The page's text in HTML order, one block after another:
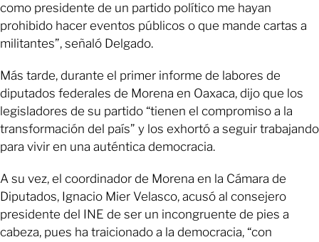
como presidente de un partido político me hayan
prohibido hacer eventos públicos o que mande cartas a
militantes”, señaló Delgado.
Más tarde, durante el primer informe de labores de
diputados federales de Morena en Oaxaca, dijo que los
legisladores de su partido “tienen el compromiso a la
transformación del país” y los exhortó a seguir trabajando
para vivir en una auténtica democracia.
A su vez, el coordinador de Morena en la Cámara de
Diputados, Ignacio Mier Velasco, acusó al consejero
presidente del INE de ser un incongruente de pies a
cabeza, pues ha traicionado a la democracia, “con